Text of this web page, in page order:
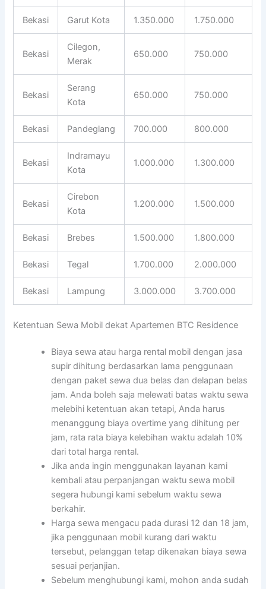
Bekasi Garut Kota 1.350.000 1.750.000
Bekasi
Cilegon,
Merak
650.000 750.000
Bekasi
Serang
Kota
650.000 750.000
Bekasi Pandeglang 700.000 800.000
Bekasi
Indramayu
Kota
1.000.000 1.300.000
Bekasi
Cirebon
Kota
1.200.000 1.500.000
Bekasi Brebes 1.500.000 1.800.000
Bekasi Tegal 1.700.000 2.000.000
Bekasi Lampung 3.000.000 3.700.000
Ketentuan Sewa Mobil dekat Apartemen BTC Residence
Biaya sewa atau harga rental mobil dengan jasa
supir dihitung berdasarkan lama penggunaan
dengan paket sewa dua belas dan delapan belas
jam. Anda boleh saja melewati batas waktu sewa
melebihi ketentuan akan tetapi, Anda harus
menanggung biaya overtime yang dihitung per
jam, rata rata biaya kelebihan waktu adalah 10%
dari total harga rental.
Jika anda ingin menggunakan layanan kami
kembali atau perpanjangan waktu sewa mobil
segera hubungi kami sebelum waktu sewa
berkahir.
Harga sewa mengacu pada durasi 12 dan 18 jam,
jika penggunaan mobil kurang dari waktu
tersebut, pelanggan tetap dikenakan biaya sewa
sesuai perjanjian.
Sebelum menghubungi kami, mohon anda sudah